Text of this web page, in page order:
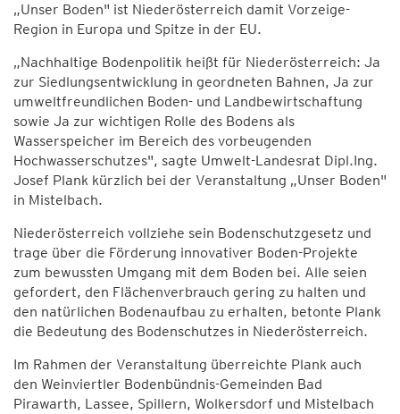
„Unser Boden" ist Niederösterreich damit Vorzeige-
Region in Europa und Spitze in der EU.
„Nachhaltige Bodenpolitik heißt für Niederösterreich: Ja
zur Siedlungsentwicklung in geordneten Bahnen, Ja zur
umweltfreundlichen Boden- und Landbewirtschaftung
sowie Ja zur wichtigen Rolle des Bodens als
Wasserspeicher im Bereich des vorbeugenden
Hochwasserschutzes", sagte Umwelt-Landesrat Dipl.Ing.
Josef Plank kürzlich bei der Veranstaltung „Unser Boden"
in Mistelbach.
Niederösterreich vollziehe sein Bodenschutzgesetz und
trage über die Förderung innovativer Boden-Projekte
zum bewussten Umgang mit dem Boden bei. Alle seien
gefordert, den Flächenverbrauch gering zu halten und
den natürlichen Bodenaufbau zu erhalten, betonte Plank
die Bedeutung des Bodenschutzes in Niederösterreich.
Im Rahmen der Veranstaltung überreichte Plank auch
den Weinviertler Bodenbündnis-Gemeinden Bad
Pirawarth, Lassee, Spillern, Wolkersdorf und Mistelbach